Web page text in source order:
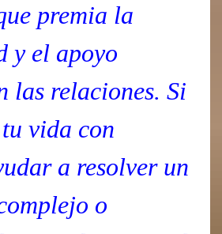
premia la
y el apoyo
las relaciones. Si
vida con
a resolver un
o